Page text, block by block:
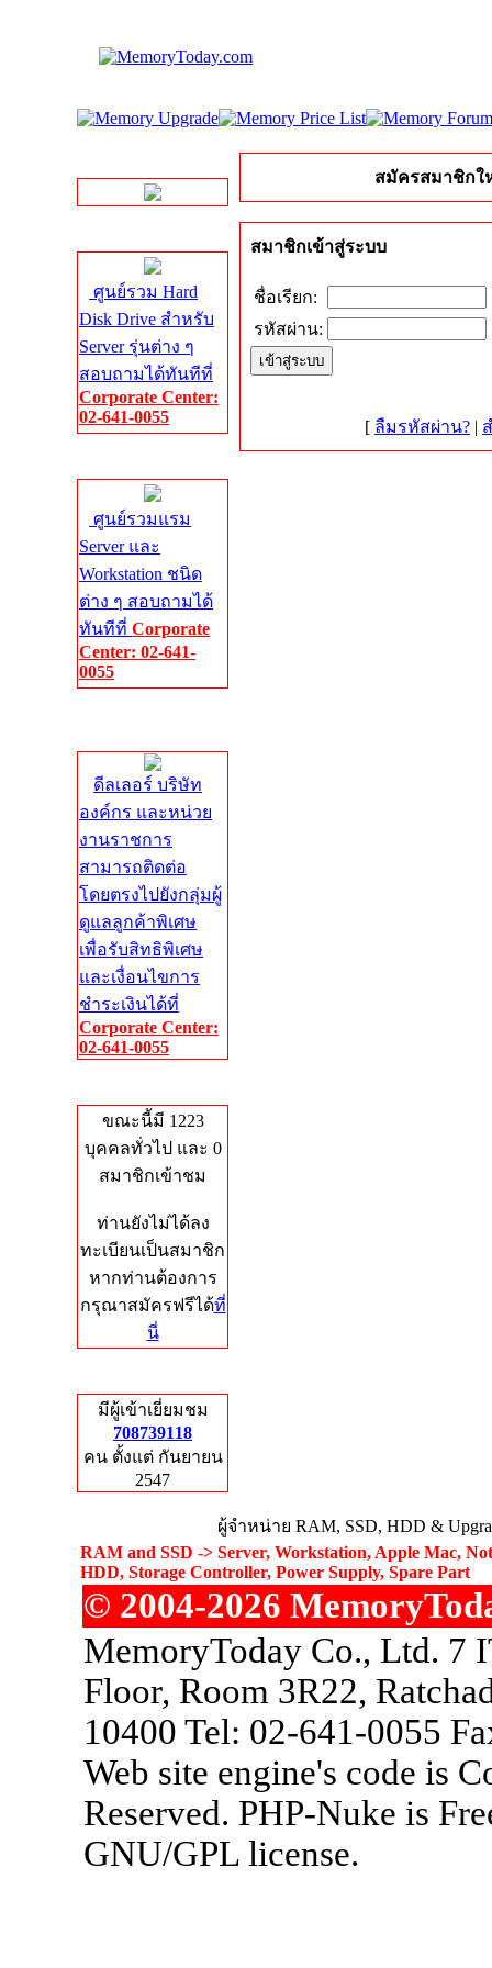
ศูนย์รวม Hard
Disk Drive สำหรับ
Server รุ่นต่าง ๆ
สอบถามได้ทันทีที่
Corporate Center:
02-641-0055
ศูนย์รวมแรม
Server และ
Workstation ชนิด
ต่าง ๆ สอบถามได้
ทันทีที่ Corporate
Center: 02-641-
0055
ดีลเลอร์ บริษัท
องค์กร และหน่วย
งานราชการ
สามารถติดต่อ
โดยตรงไปยังกลุ่มผู้
ดูแลลูกค้าพิเศษ
เพื่อรับสิทธิพิเศษ
และเงื่อนไขการ
ชำระเงินได้ที่
Corporate Center:
02-641-0055
ขณะนี้มี 1223
บุคคลทั่วไป และ 0
สมาชิกเข้าชม
ท่านยังไม่ได้ลง
ทะเบียนเป็นสมาชิก
หากท่านต้องการ
กรุณาสมัครฟรีได้ที่
นี่
มีผู้เข้าเยี่ยมชม
708739118
คน ตั้งแต่ กันยายน
2547
สมัครสมาชิกใ
สมาชิกเข้าสู่ระบบ
ชื่อเรียก:
รหัสผ่าน:
[ ลืมรหัสผ่าน? |
ผู้จำหน่าย RAM, SSD, HDD &
RAM and SSD -> Server, Workstation, Apple Mac,
HDD, Storage Controller, Power Supply, Spare Part
© 2004-2026
MemoryToday Co., Ltd. 7
Floor, Room 3R22,
10400 Tel: 02-641-0055
Web site engine's code is
Reserved. PHP-Nuke is
GNU/GPL license.